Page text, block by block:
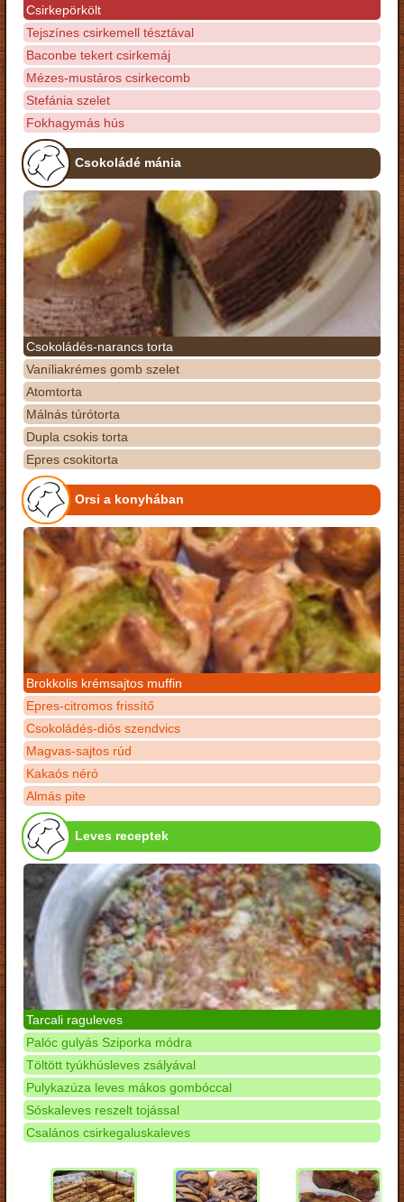
Csirkepörkölt
Tejszínes csirkemell tésztával
Baconbe tekert csirkemáj
Mézes-mustáros csirkecomb
Stefánia szelet
Fokhagymás hús
Csokoládé mánia
Csokoládés-narancs torta
Vaníliakrémes gomb szelet
Atomtorta
Málnás túrótorta
Dupla csokis torta
Epres csokitorta
Orsi a konyhában
Brokkolis krémsajtos muffin
Epres-citromos frissítő
Csokoládés-diós szendvics
Magvas-sajtos rúd
Kakaós néró
Almás pite
Leves receptek
Tarcali raguleves
Palóc gulyás Sziporka módra
Töltött tyúkhúsleves zsályával
Pulykazúza leves mákos gombóccal
Sóskaleves reszelt tojással
Csalános csirkegaluskaleves